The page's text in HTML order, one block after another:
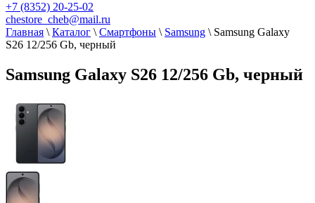
+7 (8352) 20-25-02
chestore_cheb@mail.ru
Главная \ Каталог \ Смартфоны \ Samsung \ Samsung Galaxy
S26 12/256 Gb, черный
Samsung Galaxy S26 12/256 Gb, черный